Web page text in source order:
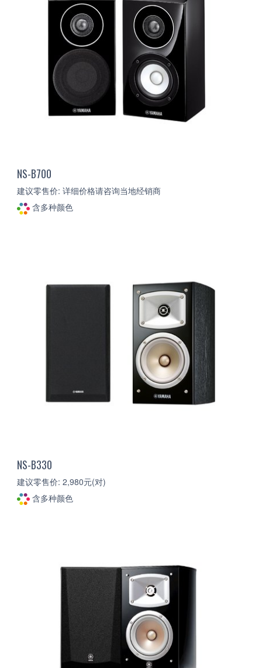
NS-B700
建议零售价: 详细价格请咨询当地经销商
含多种颜色
NS-B330
建议零售价: 2,980元(对)
含多种颜色